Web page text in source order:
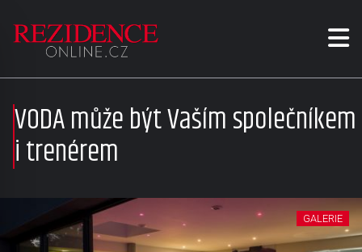
VODA může být Vaším společníkem
i trenérem
GALERIE